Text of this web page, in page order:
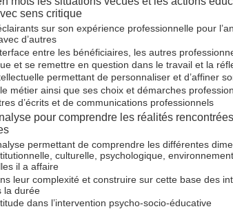
sens critique
sur son expérience professionnelle pour
d’autres
entre les bénéficiaires, les autres
et se remettre en question dans le travail et la
permettant de personnaliser et d’affiner
métier ainsi que ses choix et démarches
d’écrits et de communications professionnels
pour comprendre les réalités
permettant de comprendre les différentes
culturelle, psychologique,
il a affaire
leur complexité et construire sur cette base des
la durée
dans l’intervention psycho-socio-éducative